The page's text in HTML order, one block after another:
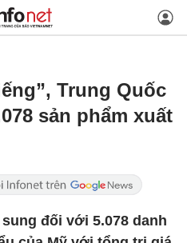
Trung Quốc
sản phẩm xuất
đối với 5.078 danh